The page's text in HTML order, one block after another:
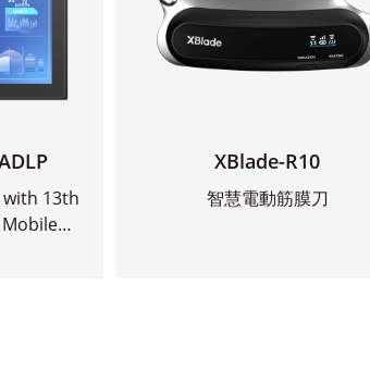
with 13th
XBlade-R10
智慧電動筋膜刀